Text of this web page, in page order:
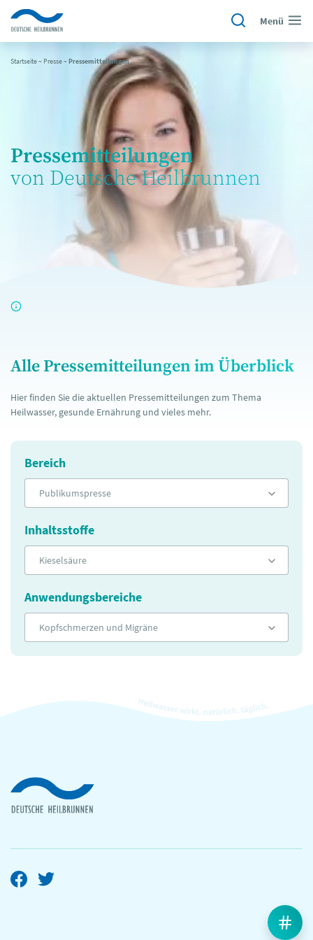
Menü
Startseite~ Presse~Pressemitteilungen
Pressemitteilungen
von Deutsche Heilbrunnen
Alle Pressemitteilungen im Überblick
Hier finden Sie die aktuellen Pressemitteilungen zum Thema
Heilwasser, gesunde Ernährung und vieles mehr.
Bereich
Publikumspresse
Inhaltsstoffe
Kieselsäure
Anwendungsbereiche
Kopfschmerzen und Migräne